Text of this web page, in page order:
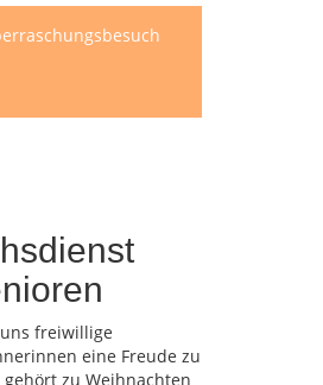
freiwillige
eine Freude zu
zu Weihnachten